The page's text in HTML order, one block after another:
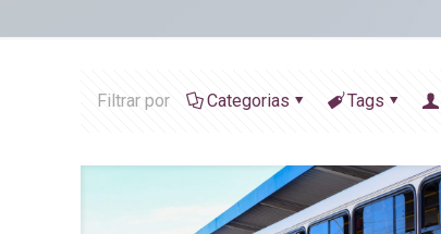
Filtrar por Categorias Tags